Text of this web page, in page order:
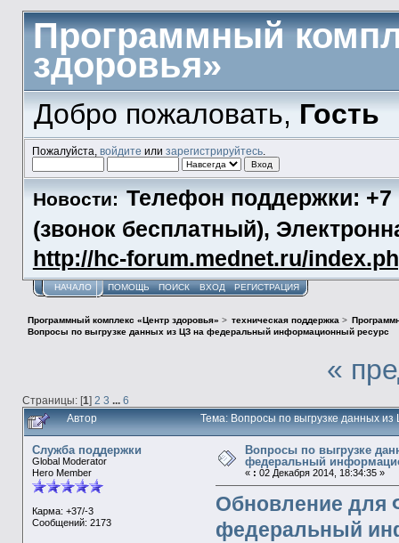
Программный
здоровья»
Добро пожаловать,Гость
Пожалуйста, войдите или зарегистрируйтесь.
Новости: Телефон поддержки: +7
(звонок бесплатный),
http://hc-forum.mednet.ru/
НАЧАЛО ПОМОЩЬ ПОИСК ВХОД РЕГИСТРАЦИЯ
Программный комплекс «Центр здоровья» > техническая поддержка >
Вопросы по выгрузке данных из ЦЗ на федеральный информационный ресурс
«
Страницы: [1] 2 3 ... 6
Автор Тема: Вопросы по выгрузке данных
Служба поддержки
Global Moderator
Hero Member
Карма: +37/-3
Сообщений: 2173
Вопросы по выгрузке
федеральный
« : 02 Декабря 2014, 18:34:35 »
Обновление для
федеральный